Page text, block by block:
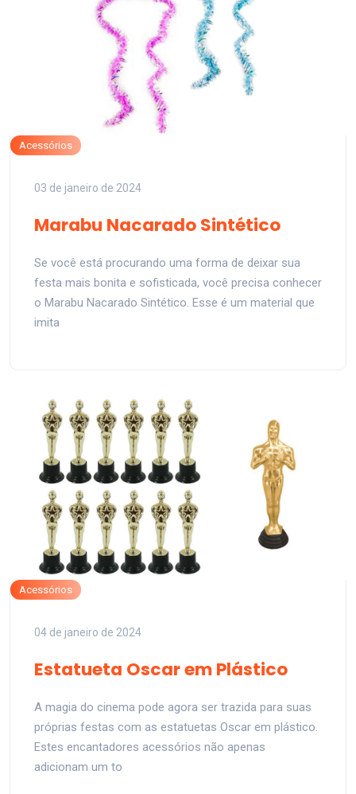
Acessórios
03 de janeiro de 2024
Marabu Nacarado Sintético
Se você está procurando uma forma de deixar sua
festa mais bonita e sofisticada, você precisa conhecer
o Marabu Nacarado Sintético. Esse é um material que
imita
Acessórios
04 de janeiro de 2024
Estatueta Oscar em Plástico
A magia do cinema pode agora ser trazida para suas
próprias festas com as estatuetas Oscar em plástico.
Estes encantadores acessórios não apenas
adicionam um to